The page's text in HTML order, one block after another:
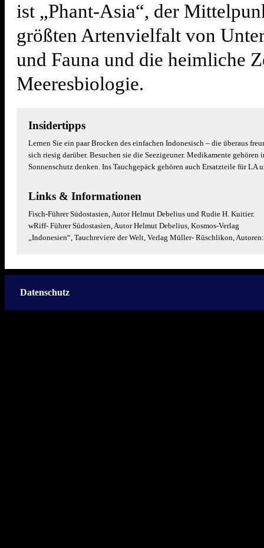
ist „Phant-Asia“, der
größten Artenvielfalt von
und Fauna und die heimliche
Meeresbiologie.
Insidertipps
Lernen Sie ein paar Brocken des einfachen Indonesisch – die überaus
sich riesig darüber. Besuchen sie die Seezigeuner. Medikamente gehören
Sonnenschutz denken. Ins Tauchgepäck gehören auch Ersatzteile für LA
Links & Informationen
Fisch-Führer Südostasien, Autor Helmut Debelius und Rudie H. Kuitier.
wRiff- Führer Südostasien, Autor Helmut Debelius, Kosmos-Verlag
„Indonesien“, Tauchreviere der Welt, Verlag Müller- Rüschlikon,
Datenschutz